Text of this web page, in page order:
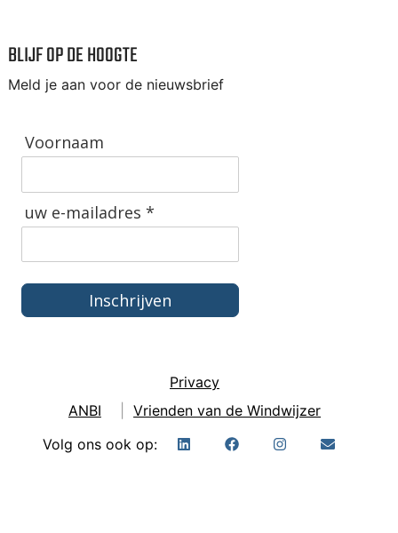
BLIJF OP DE HOOGTE
Meld je aan voor de nieuwsbrief
Voornaam
uw e-mailadres *
Inschrijven
Privacy
ANBI
Vrienden van de Windwijzer
Volg ons ook op: